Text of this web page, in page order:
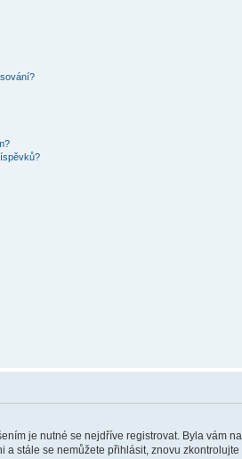
je nutné se nejdříve registrovat. Byla vám
a stále se nemůžete přihlásit, znovu